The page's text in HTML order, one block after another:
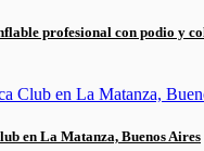
profesional con podio y
en La Matanza, Buenos Aires